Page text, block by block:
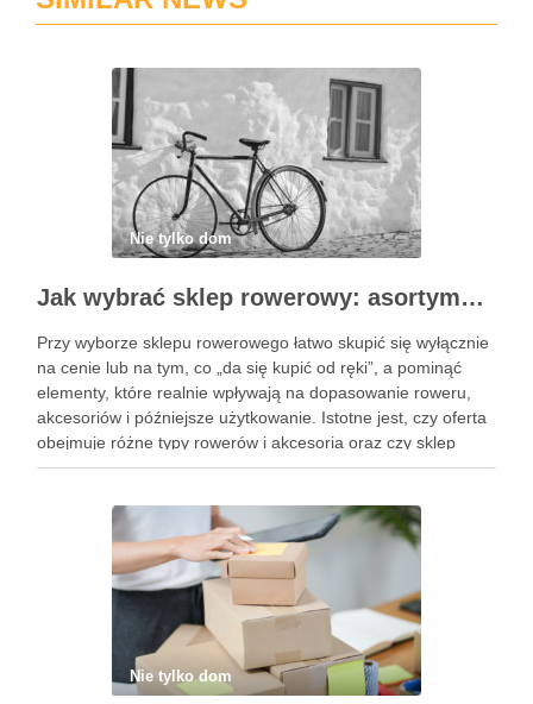
Nie tylko dom
Jak wybrać sklep rowerowy: asortyment, doradztwo i serwis na pierwszym miejscu
Przy wyborze sklepu rowerowego łatwo skupić się wyłącznie
na cenie lub na tym, co „da się kupić od ręki”, a pominąć
elementy, które realnie wpływają na dopasowanie roweru,
akcesoriów i późniejsze użytkowanie. Istotne jest, czy oferta
obejmuje różne typy rowerów i akcesoria oraz czy sklep
potrafi wesprzeć zarówno początkujących, jak …
Nie tylko dom